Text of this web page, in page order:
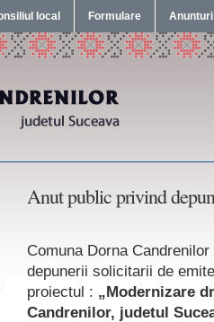
local Formulare Anunturi
Anut public privind
Comuna Dorna
depunerii solicitarii de
proiectul : „Modernizare
Candrenilor, judetul